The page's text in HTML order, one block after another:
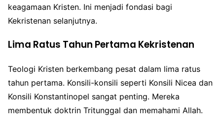
keagamaan Kristen. Ini menjadi fondasi bagi
Kekristenan selanjutnya.
Lima Ratus Tahun Pertama Kekristenan
Teologi Kristen berkembang pesat dalam lima ratus
tahun pertama. Konsili-konsili seperti Konsili Nicea dan
Konsili Konstantinopel sangat penting. Mereka
membentuk doktrin Tritunggal dan memahami Allah.